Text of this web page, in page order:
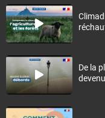
De la